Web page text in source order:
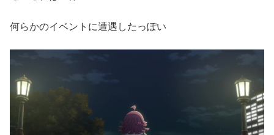
何らかのイベントに遭遇したっぽい